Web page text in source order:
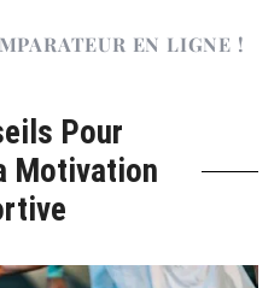
EN LIGNE !
Pour
Motivation